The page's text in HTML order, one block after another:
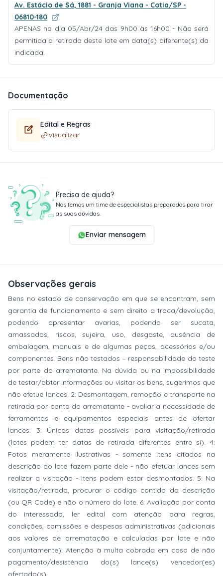
Av. Estácio de Sá, 1881 - Granja Viana - Cotia/SP -
06810-180
APENAS no dia 05/Abr/24 das 9h00 às 16h00 - Não será
permitida a retirada deste lote em data(s) diferente(s) da
indicada.
Documentação
Edital e Regras
Visualizar
Precisa de ajuda?
Nós temos um time de especialistas preparados para tirar
as suas dúvidas.
Enviar mensagem
Observações gerais
Bens no estado de conservação em que se encontram, sem
garantia de funcionamento e sem direito a troca/devolução,
podendo apresentar avarias, podendo ser sucata,
amassados, riscos, sujeira, uso, desgaste, ausência de
embalagem, manuais e de algumas peças, acessórios e/ou
componentes. Bens não testados – responsabilidade do teste
por parte do arrematante. Na dúvida ou na impossibilidade
de testar/obter informações ou visitar os bens, sugerimos que
não efetue lances. 2: Desmontagem, remoção e transporte na
retirada por conta do arrematante - avaliar a necessidade de
ferramentas e equipamentos especiais antes de ofertar
lances. 3: Únicas datas possíveis para visitação/retirada
(lotes podem ter datas de retirada diferentes entre si). 4:
Fotos meramente ilustrativas - somente itens citados na
descrição do lote fazem parte dele - não efetuar lances sem
realizar a visitação - itens podem estar desmontados. 5: Na
visitação/retirada, procurar o código contido da descrição
(ou QR Code) e não o número do lote. 6: Avaliação por conta
do interessado, ler edital com atenção para regras,
condições, comissões e despesas administrativas (adicionais
aos valores de arrematação e calculadas por lote e não
conjuntamente)! Atenção à multa cobrada em caso de não
pagamento/desistência do(s) lance(s) vencedor(es)
ofertado(s).